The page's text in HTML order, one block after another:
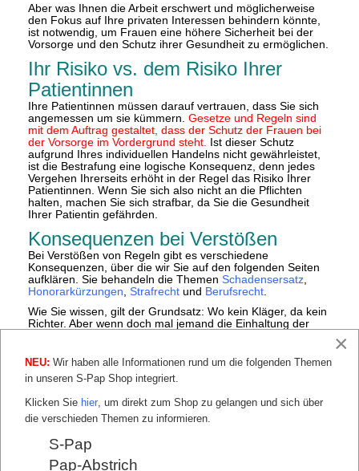
Aber was Ihnen die Arbeit erschwert und möglicherweise
den Fokus auf Ihre privaten Interessen behindern könnte,
ist notwendig, um Frauen eine höhere Sicherheit bei der
Vorsorge und den Schutz ihrer Gesundheit zu ermöglichen.
Ihr Risiko vs. dem Risiko Ihrer
Patientinnen
Ihre Patientinnen müssen darauf vertrauen, dass Sie sich
angemessen um sie kümmern. Gesetze und Regeln sind
mit dem Auftrag gestaltet, dass der Schutz der Frauen bei
der Vorsorge im Vordergrund steht. Ist dieser Schutz
aufgrund Ihres individuellen Handelns nicht gewährleistet,
ist die Bestrafung eine logische Konsequenz, denn jedes
Vergehen Ihrerseits erhöht in der Regel das Risiko Ihrer
Patientinnen. Wenn Sie sich also nicht an die Pflichten
halten, machen Sie sich strafbar, da Sie die Gesundheit
Ihrer Patientin gefährden.
Konsequenzen bei Verstößen
Bei Verstößen von Regeln gibt es verschiedene
Konsequenzen, über die wir Sie auf den folgenden Seiten
aufklären. Sie behandeln die Themen Schadensersatz
Honorarkürzungen Strafrecht und Berufsrecht
Wie Sie wissen, gilt der Grundsatz: Wo kein Kläger, da kein
Richter. Aber wenn doch mal jemand die Einhaltung der
Erwachen geben. Wir möchten Ihnen damit keinesfalls
unterstellen, Gesetze zu verletzen und Sie and den
Pranger stellen. Uns ist es wichtig, die Relevanz der
Thematik zu verdeutlichen. Und wenn es denn hilft, Sie
durch das Aufzeigen möglicher Folgen von
Regelverletzungen zu sensibilisieren, ist auch das ein
Auch Frauenärzt*innen sind Menschen und machen
verständlicherweise Fehler. Doch ist es wichtig, sich vor
×
NEU: Wir haben alle Informationen rund um die folgenden Themen
in unseren S-Pap Shop integriert.
Klicken Sie hier , um direkt zum Shop zu gelangen und sich über
die verschieden Themen zu informieren.
S-Pap
Pap-Abstrich